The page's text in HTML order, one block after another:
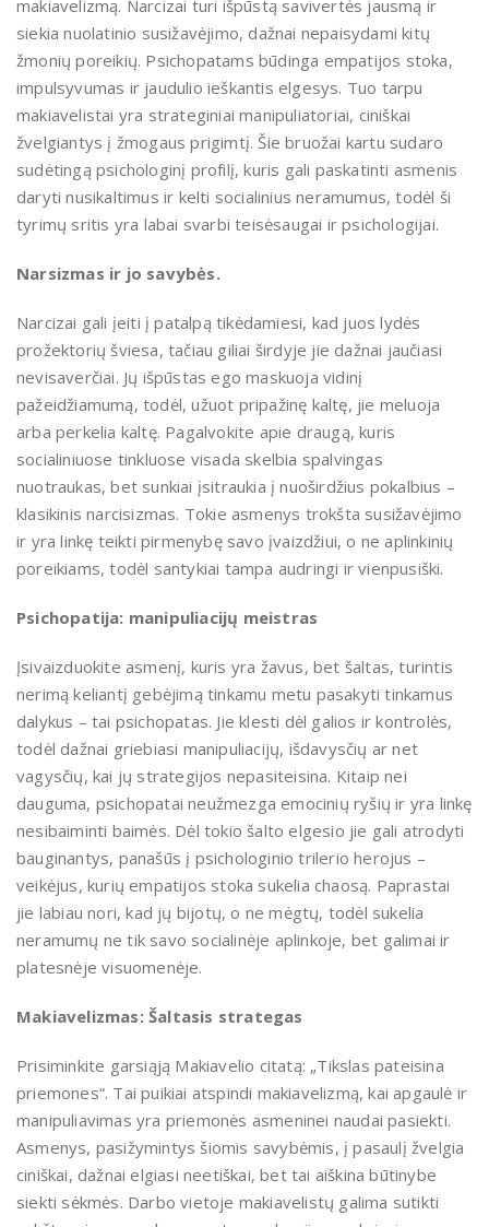
makiavelizmą. Narcizai turi išpūstą savivertės jausmą ir
siekia nuolatinio susižavėjimo, dažnai nepaisydami kitų
žmonių poreikių. Psichopatams būdinga empatijos stoka,
impulsyvumas ir jaudulio ieškantis elgesys. Tuo tarpu
makiavelistai yra strateginiai manipuliatoriai, ciniškai
žvelgiantys į žmogaus prigimtį. Šie bruožai kartu sudaro
sudėtingą psichologinį profilį, kuris gali paskatinti asmenis
daryti nusikaltimus ir kelti socialinius neramumus, todėl ši
tyrimų sritis yra labai svarbi teisėsaugai ir psichologijai.
Narsizmas ir jo savybės.
Narcizai gali įeiti į patalpą tikėdamiesi, kad juos lydės
prožektorių šviesa, tačiau giliai širdyje jie dažnai jaučiasi
nevisaverčiai. Jų išpūstas ego maskuoja vidinį
pažeidžiamumą, todėl, užuot pripažinę kaltę, jie meluoja
arba perkelia kaltę. Pagalvokite apie draugą, kuris
socialiniuose tinkluose visada skelbia spalvingas
nuotraukas, bet sunkiai įsitraukia į nuoširdžius pokalbius –
klasikinis narcisizmas. Tokie asmenys trokšta susižavėjimo
ir yra linkę teikti pirmenybę savo įvaizdžiui, o ne aplinkinių
poreikiams, todėl santykiai tampa audringi ir vienpusiški.
Psichopatija: manipuliacijų meistras
Įsivaizduokite asmenį, kuris yra žavus, bet šaltas, turintis
nerimą keliantį gebėjimą tinkamu metu pasakyti tinkamus
dalykus – tai psichopatas. Jie klesti dėl galios ir kontrolės,
todėl dažnai griebiasi manipuliacijų, išdavysčių ar net
vagysčių, kai jų strategijos nepasiteisina. Kitaip nei
dauguma, psichopatai neužmezga emocinių ryšių ir yra linkę
nesibaiminti baimės. Dėl tokio šalto elgesio jie gali atrodyti
bauginantys, panašūs į psichologinio trilerio herojus –
veikėjus, kurių empatijos stoka sukelia chaosą. Paprastai
jie labiau nori, kad jų bijotų, o ne mėgtų, todėl sukelia
neramumų ne tik savo socialinėje aplinkoje, bet galimai ir
platesnėje visuomenėje.
Makiavelizmas: Šaltasis strategas
Prisiminkite garsiąją Makiavelio citatą: „Tikslas pateisina
priemones“. Tai puikiai atspindi makiavelizmą, kai apgaulė ir
manipuliavimas yra priemonės asmeninei naudai pasiekti.
Asmenys, pasižymintys šiomis savybėmis, į pasaulį žvelgia
ciniškai, dažnai elgiasi neetiškai, bet tai aiškina būtinybe
siekti sėkmės. Darbo vietoje makiavelistų galima sutikti